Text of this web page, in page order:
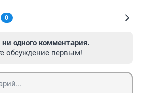
0
ни одного комментария.
обсуждение первым!